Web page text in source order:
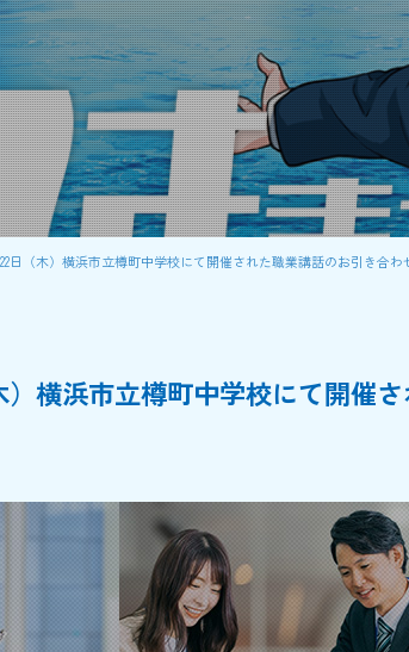
22日（木）横浜市立樽町中学校にて開催された職業講話のお引き合わ
）横浜市立樽町中学校にて開催